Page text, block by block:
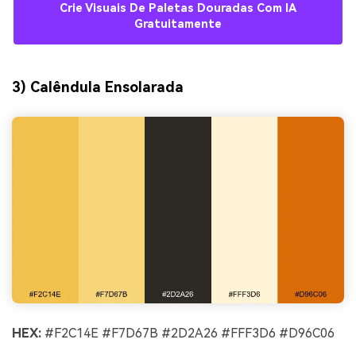
Crie Visuais De Paletas Douradas Com IA
Gratuitamente
3) Calêndula Ensolarada
HEX: #F2C14E #F7D67B #2D2A26 #FFF3D6 #D96C06